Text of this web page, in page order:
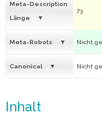
Meta-Description
Länge
73
Meta-Robots Nicht
Canonical Nicht
Inhalt